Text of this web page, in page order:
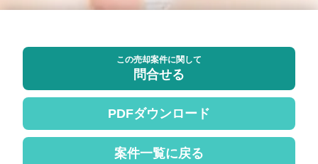
この売却案件に関して
問合せる
PDFダウンロード
案件一覧に戻る